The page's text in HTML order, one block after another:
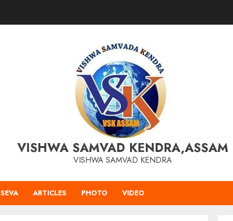
VISHWA SAMVAD KENDRA,ASSAM
VISHWA SAMVAD KENDRA
SEVA ARTICLES PHOTO VIDEO